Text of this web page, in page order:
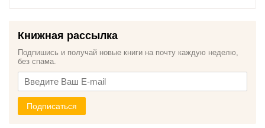
Книжная рассылка
Подпишись и получай новые книги на почту каждую неделю,
без спама.
Подписаться